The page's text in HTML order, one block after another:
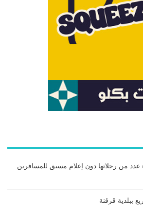
عدد من رحلاتها دون إعلام مسبق للمسافرين